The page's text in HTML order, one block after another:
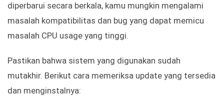
diperbarui secara berkala, kamu mungkin mengalami
masalah kompatibilitas dan bug yang dapat memicu
masalah CPU usage yang tinggi.
Pastikan bahwa sistem yang digunakan sudah
mutakhir. Berikut cara memeriksa update yang tersedia
dan menginstalnya: